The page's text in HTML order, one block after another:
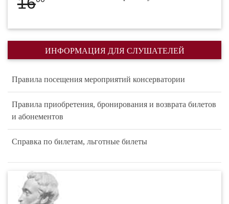
ИНФОРМАЦИЯ ДЛЯ СЛУШАТЕЛЕЙ
Правила посещения мероприятий консерватории
Правила приобретения, бронирования и возврата билетов
и абонементов
Справка по билетам, льготные билеты